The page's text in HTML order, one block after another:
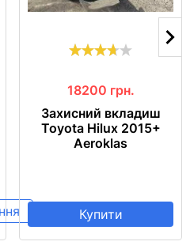
18200 грн.
Захисний вкладиш
Toyota Hilux 2015+
Aeroklas
Купити